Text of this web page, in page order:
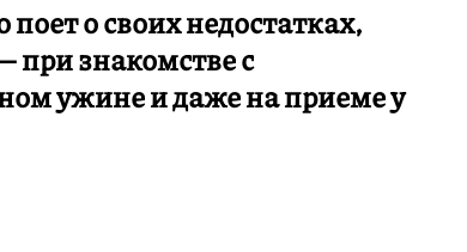
о своих недостатках,
при знакомстве с
ужине и даже на приеме у